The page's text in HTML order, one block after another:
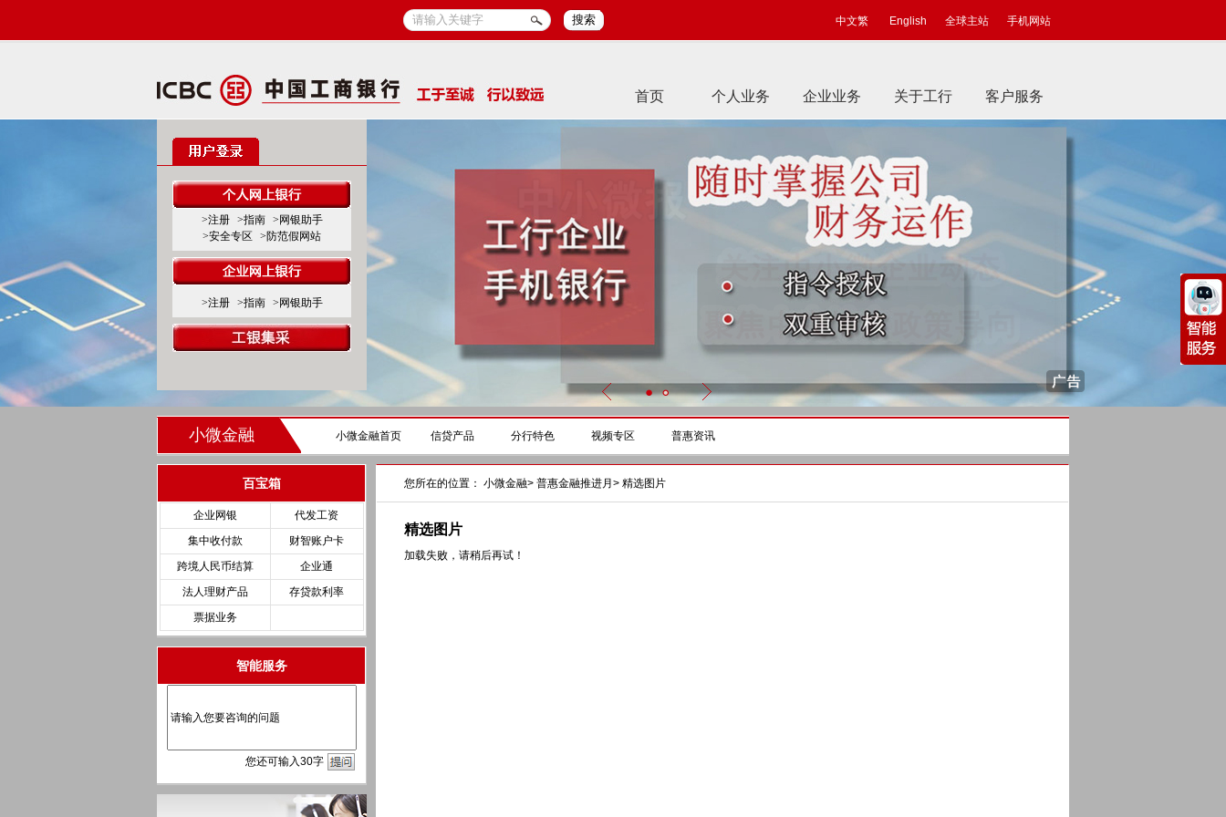
搜索 中文繁 English 全球主站 手机网站
首页 个人业务 企业业务 关于工行 客户服务
>注册 >指南
>网银助手
>安全专区
>防范假网站
>注册 >指南 >网银助手
小微金融 小微金融首页 信贷产品 分行特色 视频专区 普惠资讯
百宝箱
企业网银
代发工资
集中收付款
财智账户卡
跨境人民币结算
企业通
法人理财产品
存贷款利率
票据业务
智能服务
您还可输入30字
您所在的位置： 小微金融> 普惠金融推进月 > 精选图片
精选图片
加载失败，请稍后再试！